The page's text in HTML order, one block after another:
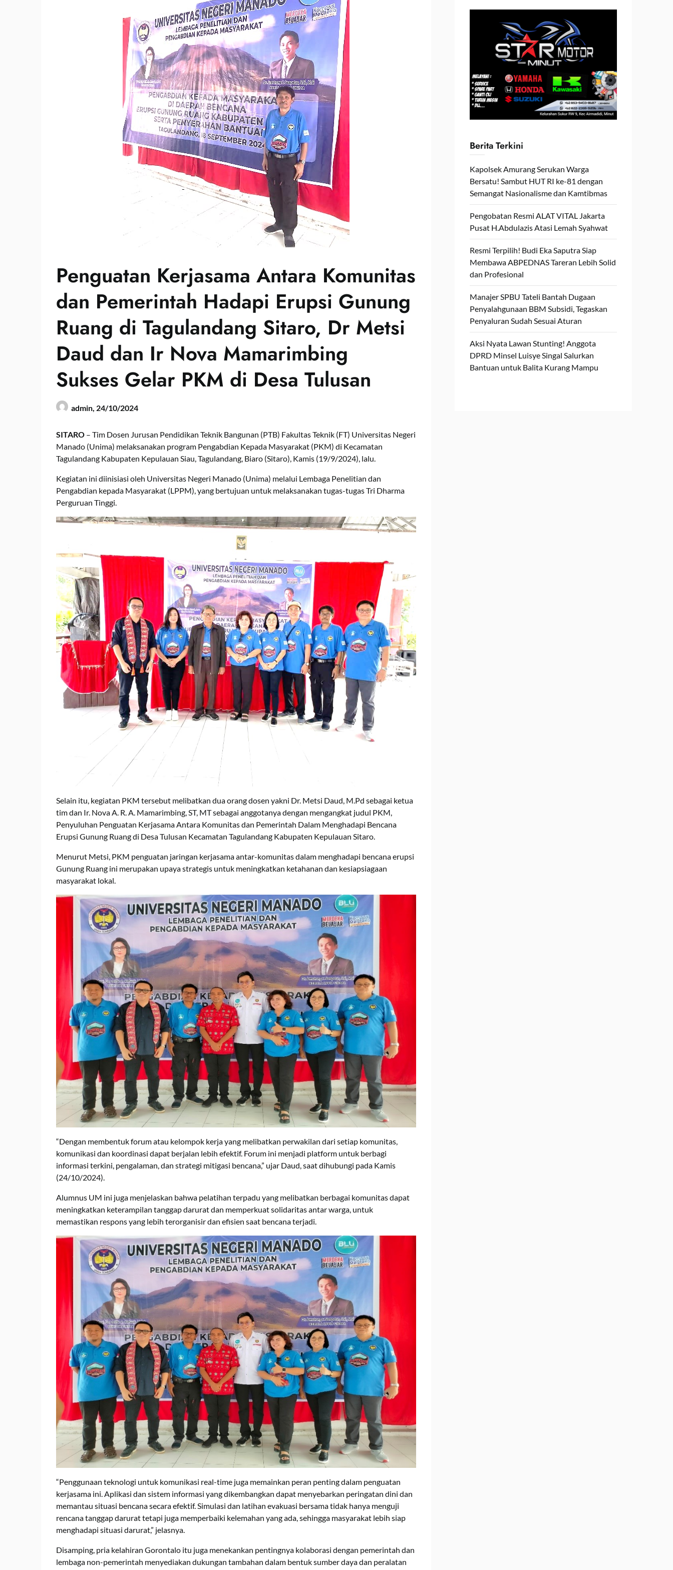
Penguatan Kerjasama Antara Komunitas
dan Pemerintah Hadapi Erupsi Gunung
Ruang di Tagulandang Sitaro, Dr Metsi
Daud dan Ir Nova Mamarimbing
Sukses Gelar PKM di Desa Tulusan
admin, 24/10/2024
SITARO – Tim Dosen Jurusan Pendidikan Teknik Bangunan (PTB) Fakultas Teknik (FT) Universitas Negeri
Manado (Unima) melaksanakan program Pengabdian Kepada Masyarakat (PKM) di Kecamatan
Tagulandang Kabupaten Kepulauan Siau, Tagulandang, Biaro (Sitaro), Kamis (19/9/2024), lalu.
Kegiatan ini diinisiasi oleh Universitas Negeri Manado (Unima) melalui Lembaga Penelitian dan
Pengabdian kepada Masyarakat (LPPM), yang bertujuan untuk melaksanakan tugas-tugas Tri Dharma
Perguruan Tinggi.
Selain itu, kegiatan PKM tersebut melibatkan dua orang dosen yakni Dr. Metsi Daud, M.Pd sebagai ketua
tim dan Ir. Nova A. R. A. Mamarimbing, ST, MT sebagai anggotanya dengan mengangkat judul PKM,
Penyuluhan Penguatan Kerjasama Antara Komunitas dan Pemerintah Dalam Menghadapi Bencana
Erupsi Gunung Ruang di Desa Tulusan Kecamatan Tagulandang Kabupaten Kepulauan Sitaro.
Menurut Metsi, PKM penguatan jaringan kerjasama antar-komunitas dalam menghadapi bencana erupsi
Gunung Ruang ini merupakan upaya strategis untuk meningkatkan ketahanan dan kesiapsiagaan
masyarakat lokal.
“Dengan membentuk forum atau kelompok kerja yang melibatkan perwakilan dari setiap komunitas,
komunikasi dan koordinasi dapat berjalan lebih efektif. Forum ini menjadi platform untuk berbagi
informasi terkini, pengalaman, dan strategi mitigasi bencana,” ujar Daud, saat dihubungi pada Kamis
(24/10/2024).
Alumnus UM ini juga menjelaskan bahwa pelatihan terpadu yang melibatkan berbagai komunitas dapat
meningkatkan keterampilan tanggap darurat dan memperkuat solidaritas antar warga, untuk
memastikan respons yang lebih terorganisir dan efisien saat bencana terjadi.
“Penggunaan teknologi untuk komunikasi real-time juga memainkan peran penting dalam penguatan
kerjasama ini. Aplikasi dan sistem informasi yang dikembangkan dapat menyebarkan peringatan dini dan
memantau situasi bencana secara efektif. Simulasi dan latihan evakuasi bersama tidak hanya menguji
rencana tanggap darurat tetapi juga memperbaiki kelemahan yang ada, sehingga masyarakat lebih siap
menghadapi situasi darurat,” jelasnya.
Disamping, pria kelahiran Gorontalo itu juga menekankan pentingnya kolaborasi dengan pemerintah dan
lembaga non-pemerintah menyediakan dukungan tambahan dalam bentuk sumber daya dan peralatan
Berita Terkini
Kapolsek Amurang Serukan Warga
Bersatu! Sambut HUT RI ke-81 dengan
Semangat Nasionalisme dan Kamtibmas
Pengobatan Resmi ALAT VITAL Jakarta
Pusat H.Abdulazis Atasi Lemah Syahwat
Resmi Terpilih! Budi Eka Saputra Siap
Membawa ABPEDNAS Tareran Lebih Solid
dan Profesional
Manajer SPBU Tateli Bantah Dugaan
Penyalahgunaan BBM Subsidi, Tegaskan
Penyaluran Sudah Sesuai Aturan
Aksi Nyata Lawan Stunting! Anggota
DPRD Minsel Luisye Singal Salurkan
Bantuan untuk Balita Kurang Mampu